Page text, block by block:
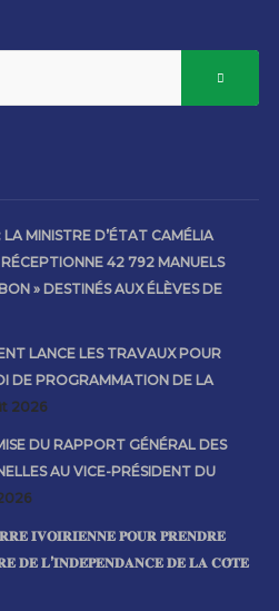
MINISTRE D’ÉTAT CAMÉLIA
42 792 MANUELS
» DESTINÉS AUX ÉLÈVES DE
LANCE LES TRAVAUX POUR
DE PROGRAMMATION DE LA
2026
DU RAPPORT GÉNÉRAL DES
AU VICE-PRÉSIDENT DU
𝐈𝐕𝐎𝐈𝐑𝐈𝐄𝐍𝐍𝐄 𝐏𝐎𝐔𝐑 𝐏𝐑𝐄𝐍𝐃𝐑𝐄
𝐃𝐄 𝐋’𝐈𝐍𝐃𝐄́𝐏𝐄𝐍𝐃𝐀𝐍𝐂𝐄 𝐃𝐄 𝐋𝐀 𝐂𝐎̂𝐓𝐄